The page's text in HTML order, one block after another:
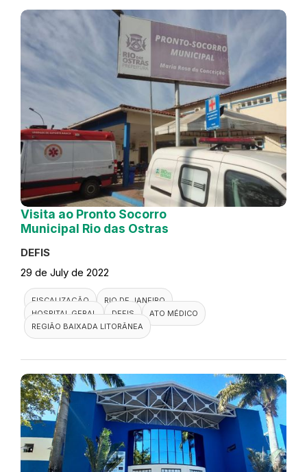
Visita ao Pronto Socorro
Municipal Rio das Ostras
DEFIS
29 de July de 2022
FISCALIZAÇÃO
RIO DE JANEIRO
HOSPITAL GERAL
DEFIS
ATO MÉDICO
REGIÃO BAIXADA LITORÂNEA